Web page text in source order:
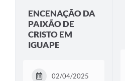
ENCENAÇÃO DA
PAIXÃO DE
CRISTO EM
IGUAPE
02/04/2025